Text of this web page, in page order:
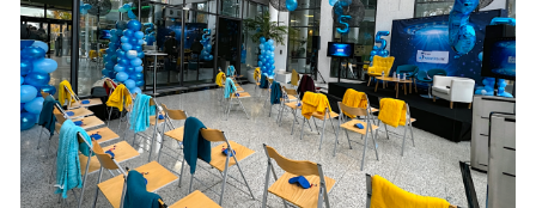
Laboratoire pharmaceutique
Anniversaire produit – Paris 2024
CRÉATION & EDITION,EVÉNEMENTIEL SANTÉ